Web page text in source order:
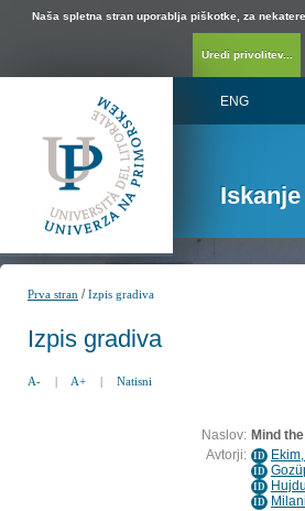
Naša spletna stran uporablja piškotke, za
Uredi privolitev...
ENG
Iskanje
Prva stran /Izpis gradiva
Izpis gradiva
A- | A+ | Natisni
Naslov: Mind
Avtorji: ID
ID
ID
ID